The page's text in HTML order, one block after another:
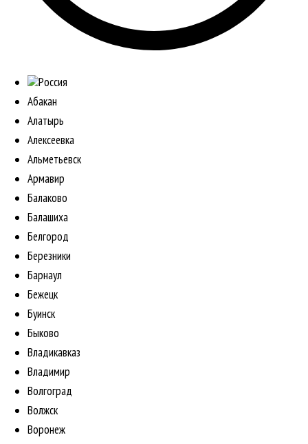
Россия
Абакан
Алатырь
Алексеевка
Альметьевск
Армавир
Балаково
Балашиха
Белгород
Березники
Барнаул
Бежецк
Буинск
Быково
Владикавказ
Владимир
Волгоград
Волжск
Воронеж